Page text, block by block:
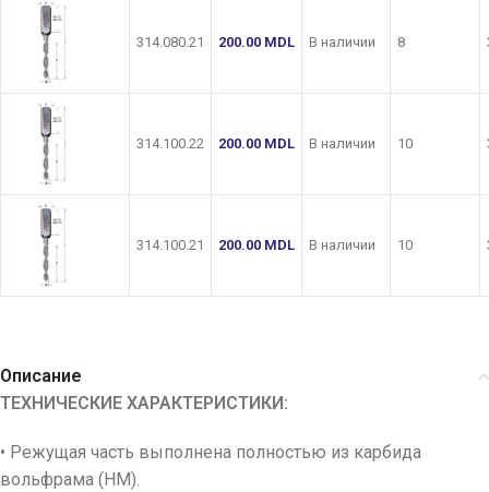
314.080.21 200.00 MDL В наличии 8
314.100.22 200.00 MDL В наличии 10
314.100.21 200.00 MDL В наличии 10
Описание
ТЕХНИЧЕСКИЕ ХАРАКТЕРИСТИКИ:
• Режущая часть выполнена полностью из карбида
вольфрама (HM).